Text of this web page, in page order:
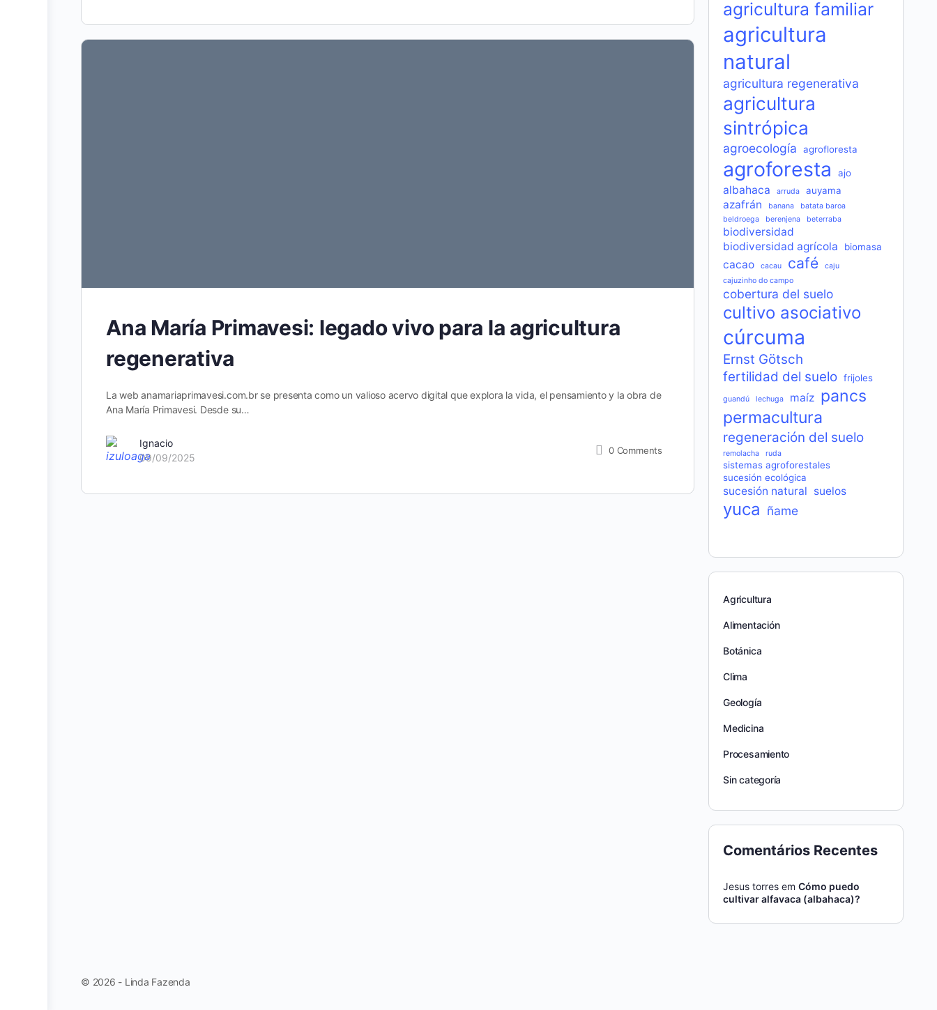
Ana María Primavesi: legado vivo para la agricultura
regenerativa
La web anamariaprimavesi.com.br se presenta como un valioso acervo digital que explora la vida, el pensamiento y la obra de
Ana María Primavesi. Desde su…
Ignacio
09/09/2025
0 Comments
agricultura familiar
agricultura
natural
agricultura regenerativa
agricultura
sintrópica
agroecología agrofloresta
agroforesta ajo
albahaca arruda auyama
azafrán banana
batata baroa
beldroega
berenjena beterraba
biodiversidad
biodiversidad agrícola
biomasa
cacao cacau café
caju
cajuzinho do campo
cobertura del suelo
cultivo asociativo
cúrcuma
Ernst Götsch
fertilidad del suelo frijoles
guandú lechuga maíz pancs
permacultura
regeneración del suelo
remolacha ruda
sistemas agroforestales
sucesión ecológica
sucesión natural suelos
yuca ñame
Agricultura
Alimentación
Botánica
Clima
Geología
Medicina
Procesamiento
Sin categoría
Comentários Recentes
Jesus torres em Cómo puedo
cultivar alfavaca (albahaca)?
© 2026 - Linda Fazenda